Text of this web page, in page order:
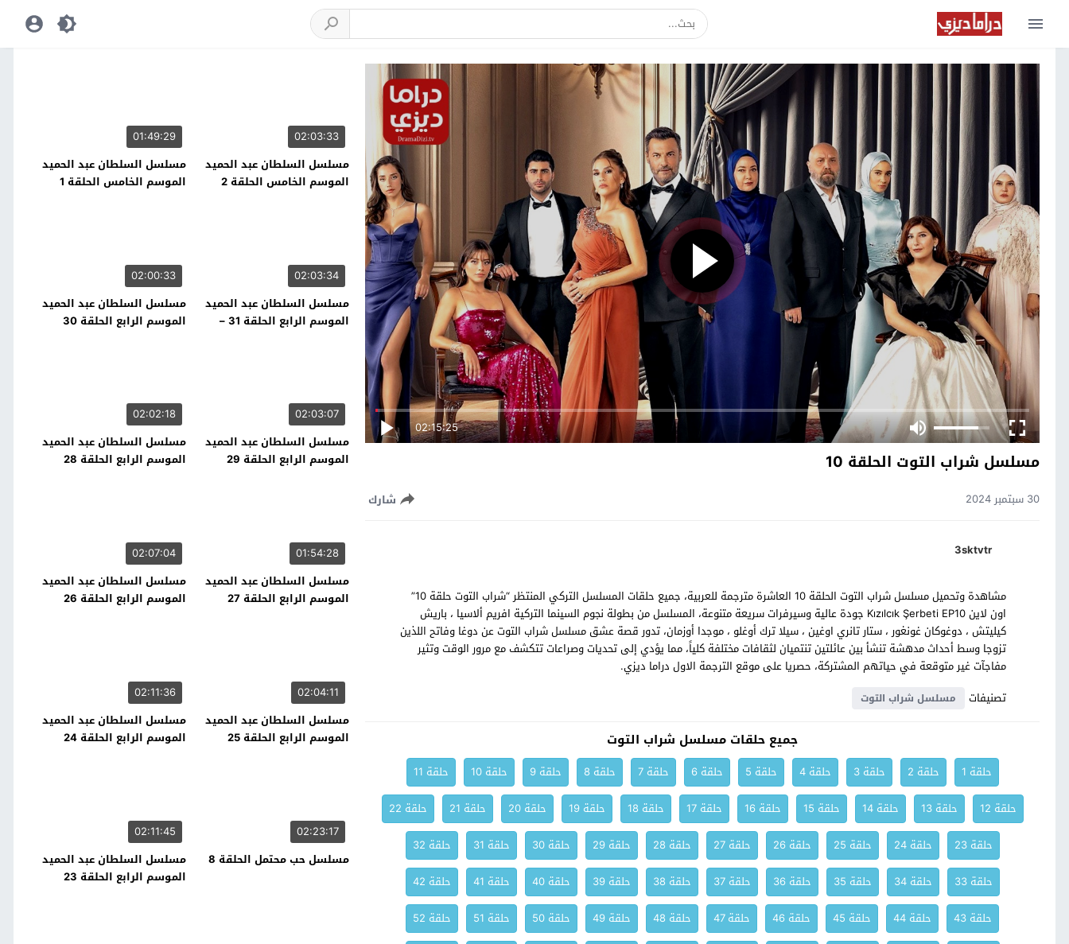
02:15:25
مسلسل شراب التوت الحلقة 10
30 سبتمبر 2024 شارك
3sktvtr
مشاهدة وتحميل مسلسل شراب التوت الحلقة 10 العاشرة مترجمة للعربية، جميع حلقات المسلسل التركي المنتظر “شراب التوت حلقة 10”
اون لاين Kızılcık Şerbeti EP10 جودة عالية وسيرفرات سريعة متنوعة، المسلسل من بطولة نجوم السينما التركية افريم ألاسيا ، باريش
كيليتش ، دوغوكان غونغور ، ستار تانري اوغين ، سيلا ترك أوغلو ، موجدا أوزمان، تدور قصة عشق مسلسل شراب التوت عن دوغا وفاتح اللذين
تزوجا وسط أحداث مدهشة تنشأ بين عائلتين تنتميان لثقافات مختلفة كلياً، مما يؤدي إلى تحديات وصراعات تتكشف مع مرور الوقت وتثير
مفاجآت غير متوقعة في حياتهم المشتركة، حصريا على موقع الترجمة الاول دراما ديزي.
تصنيفات
مسلسل شراب التوت
جميع حلقات مسلسل شراب التوت
حلقة 1 حلقة 2 حلقة 3 حلقة 4 حلقة 5 حلقة 6 حلقة 7 حلقة 8 حلقة 9 حلقة 10
حلقة 11
حلقة 12
حلقة 13 حلقة 14 حلقة 15 حلقة 16 حلقة 17 حلقة 18 حلقة 19 حلقة 20 حلقة 21
حلقة 22
حلقة 23
حلقة 24 حلقة 25 حلقة 26 حلقة 27 حلقة 28 حلقة 29 حلقة 30 حلقة 31
حلقة 32
حلقة 33
حلقة 34 حلقة 35 حلقة 36 حلقة 37 حلقة 38 حلقة 39 حلقة 40 حلقة 41
حلقة 42
حلقة 43
حلقة 44 حلقة 45 حلقة 46 حلقة 47 حلقة 48 حلقة 49 حلقة 50 حلقة 51
حلقة 52
02:03:33
مسلسل السلطان عبد الحميد
الموسم الخامس الحلقة 2
01:49:29
مسلسل السلطان عبد الحميد
الموسم الخامس الحلقة 1
02:03:34
مسلسل السلطان عبد الحميد
الموسم الرابع الحلقة 31 –
02:00:33
مسلسل السلطان عبد الحميد
الموسم الرابع الحلقة 30
02:03:07
مسلسل السلطان عبد الحميد
الموسم الرابع الحلقة 29
02:02:18
مسلسل السلطان عبد الحميد
الموسم الرابع الحلقة 28
01:54:28
مسلسل السلطان عبد الحميد
الموسم الرابع الحلقة 27
02:07:04
مسلسل السلطان عبد الحميد
الموسم الرابع الحلقة 26
02:04:11
مسلسل السلطان عبد الحميد
الموسم الرابع الحلقة 25
02:11:36
مسلسل السلطان عبد الحميد
الموسم الرابع الحلقة 24
02:23:17
مسلسل حب محتمل الحلقة 8
02:11:45
مسلسل السلطان عبد الحميد
الموسم الرابع الحلقة 23